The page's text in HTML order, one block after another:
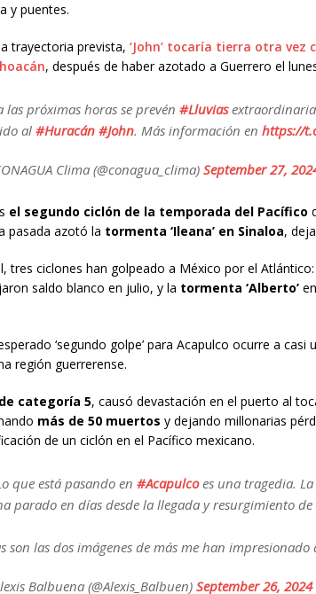
y puentes.
trayectoria prevista, ‘John’ tocaría tierra otra vez
, después de haber azotado a Guerrero el
las próximas horas se prevén #Lluvias
al#Huracán #John. Más información en https://
Clima (@conagua_clima) September 27,
el segundo ciclón de la temporada del Pacífico
pasada azotó la tormenta ‘Ileana’ en Sinaloa,
tres ciclones han golpeado a México por el Atlántico:
saldo blanco en julio, y la tormenta ‘Alberto’
‘segundo golpe’ para Acapulco ocurre a casi
región guerrerense.
de categoría 5, causó devastación en el puerto al
más de 50 muertos y dejando millonarias
de un ciclón en el Pacífico mexicano.
que está pasando en#Acapulcoes una tragedia.
parado en días desde la llegada y resurgimiento de
son las dos imágenes de más me han impresionado
Balbuena (@Alexis_Balbuen) September 26, 2024